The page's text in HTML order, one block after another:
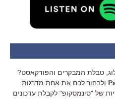
טבלת המבקרים והפודקאסט?
ולבחור לכם את אחת מדרגות
של "סינמסקופ" לקבלת עדכונים